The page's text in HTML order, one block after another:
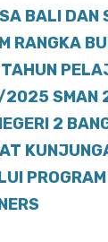
BALI DAN
RANGKA
SMAN
2